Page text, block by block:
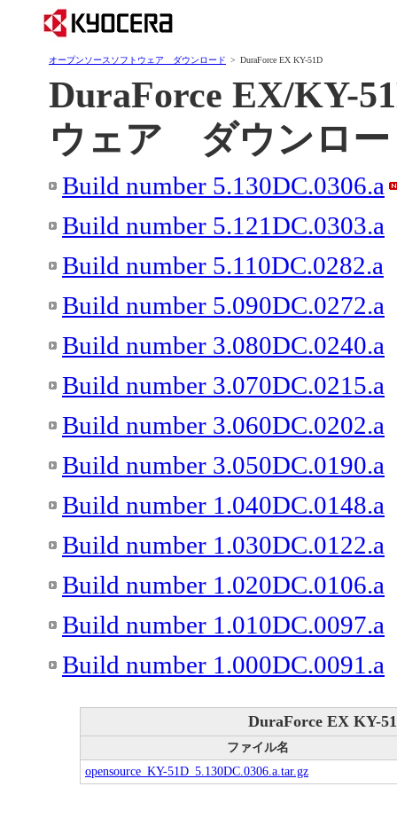
オープンソースソフトウェア ダウンロード > DuraForce EX KY-51D
DuraForce EX/KY-
ウェア ダウンロー
Build number 5.130DC.0306.a
Build number 5.121DC.0303.a
Build number 5.110DC.0282.a
Build number 5.090DC.0272.a
Build number 3.080DC.0240.a
Build number 3.070DC.0215.a
Build number 3.060DC.0202.a
Build number 3.050DC.0190.a
Build number 1.040DC.0148.a
Build number 1.030DC.0122.a
Build number 1.020DC.0106.a
Build number 1.010DC.0097.a
Build number 1.000DC.0091.a
DuraForce EX KY-
ファイル名
opensource_KY-51D_5.130DC.0306.a.tar.gz